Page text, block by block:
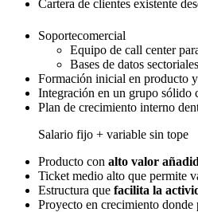
Cartera de clientes existente
Soportecomercial
Equipo de call center
Bases de datos
Formación inicial en producto
Integración en un grupo sólido
Plan de crecimiento interno
Salario fijo + variable sin tope
Producto con alto valor
Ticket medio alto que permite
Estructura que facilita la
Proyecto en crecimiento